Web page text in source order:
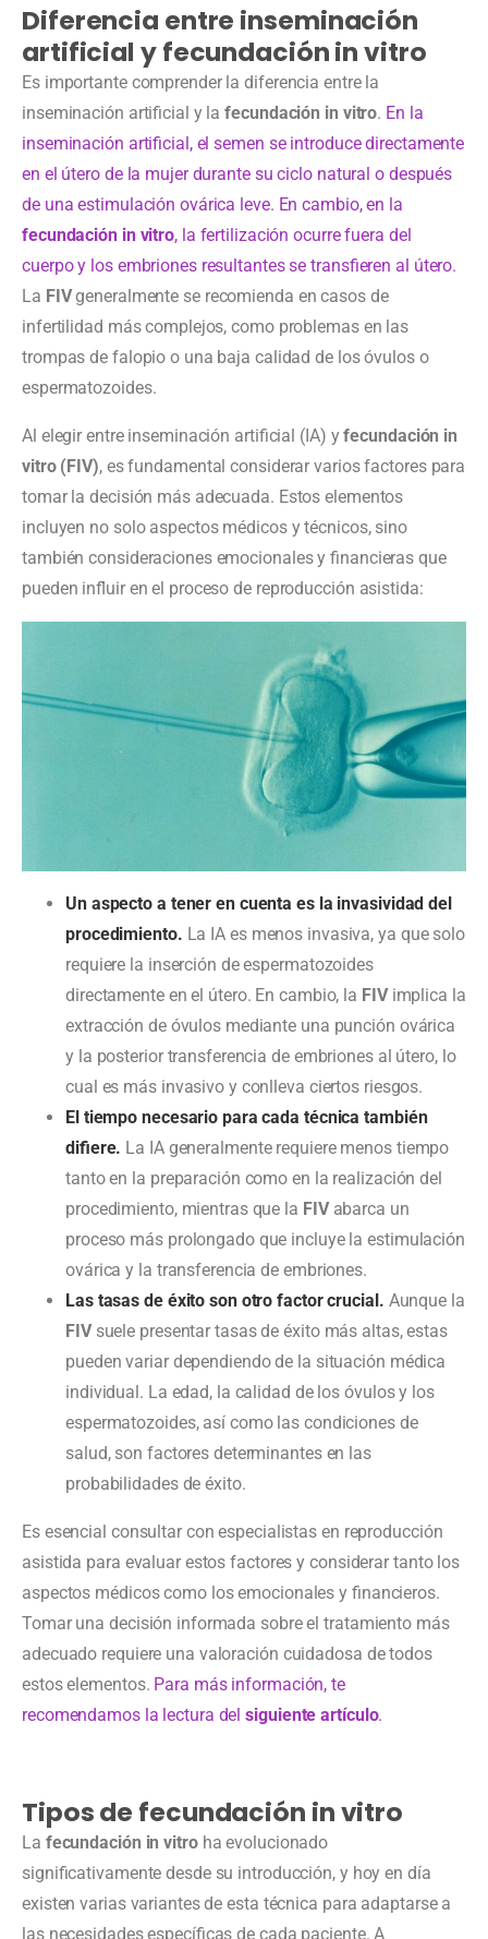
Diferencia entre inseminación
artificial y fecundación in vitro
Es importante comprender la diferencia entre la
inseminación artificial y lafecundación in vitro. En la
inseminación artificial, el semen se introduce directamente
en el útero de la mujer durante su ciclo natural o después
de una estimulación ovárica leve. En cambio, en la
fecundación in vitro, la fertilización ocurre fuera del
cuerpo y los embriones resultantes se transfieren al útero.
La FIVgeneralmente se recomienda en casos de
infertilidad más complejos, como problemas en las
trompas de falopio o una baja calidad de los óvulos o
espermatozoides.
Al elegir entre inseminación artificial (IA) yfecundación in
vitro (FIV), es fundamental considerar varios factores para
tomar la decisión más adecuada. Estos elementos
incluyen no solo aspectos médicos y técnicos, sino
también consideraciones emocionales y financieras que
pueden influir en el proceso de reproducción asistida:
Un aspecto a tener en cuenta es la invasividad del
procedimiento. La IA es menos invasiva, ya que solo
requiere la inserción de espermatozoides
directamente en el útero. En cambio, la FIVimplica la
extracción de óvulos mediante una punción ovárica
y la posterior transferencia de embriones al útero, lo
cual es más invasivo y conlleva ciertos riesgos.
El tiempo necesario para cada técnica también
difiere. La IA generalmente requiere menos tiempo
tanto en la preparación como en la realización del
procedimiento, mientras que la FIVabarca un
proceso más prolongado que incluye la estimulación
ovárica y la transferencia de embriones.
Las tasas de éxito son otro factor crucial. Aunque la
FIVsuele presentar tasas de éxito más altas, estas
pueden variar dependiendo de la situación médica
individual. La edad, la calidad de los óvulos y los
espermatozoides, así como las condiciones de
salud, son factores determinantes en las
probabilidades de éxito.
Es esencial consultar con especialistas en reproducción
asistida para evaluar estos factores y considerar tanto los
aspectos médicos como los emocionales y financieros.
Tomar una decisión informada sobre el tratamiento más
adecuado requiere una valoración cuidadosa de todos
estos elementos. Para más información, te
recomendamos la lectura delsiguiente artículo.
Tipos de fecundación in vitro
La fecundación in vitroha evolucionado
significativamente desde su introducción, y hoy en día
existen varias variantes de esta técnica para adaptarse a
las necesidades específicas de cada paciente. A